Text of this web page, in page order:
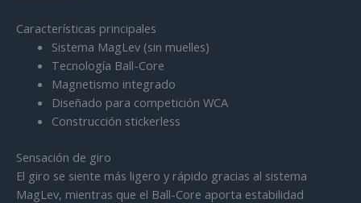
Características principales
Sistema MagLev (sin muelles)
Tecnología Ball-Core
Magnetismo integrado
Diseñado para competición WCA
Construcción stickerless
Sensación de giro
El giro se siente más ligero y rápido gracias al sistema
MagLev, mientras que el Ball-Core aporta estabilidad